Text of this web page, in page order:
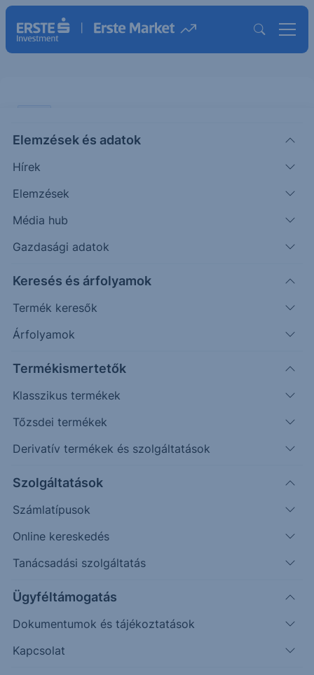
Elemzések és adatok
Hírek
Elemzések
Média hub
Gazdasági adatok
Keresés és árfolyamok
Termék keresők
Árfolyamok
Termékismertetők
Klasszikus termékek
Tőzsdei termékek
Derivatív termékek és szolgáltatások
Szolgáltatások
Számlatípusok
Online kereskedés
Tanácsadási szolgáltatás
Ügyféltámogatás
Dokumentumok és tájékoztatások
Kapcsolat
világrend árnyékában
2025.03.26. Erste World webinárium. Az Erste
Bank szakértőivel beszélgettünk a jelenlegi piaci
helyzetről és az ehhez való alkalmazkodásról.
Vendégeink által érintett témáink:
Szakértőink elemzése a jelenlegi piaci
helyzetről
befektetéseinkben?
Nyerő stratégiák vs. végzetes hibák
Előadók: